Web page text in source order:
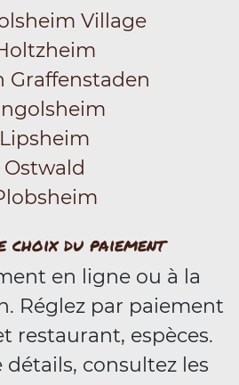
Village
Graffenstaden
Lipsheim
Ostwald
choix du paiement
en ligne ou à la
Réglez par paiement
restaurant, espèces.
consultez les